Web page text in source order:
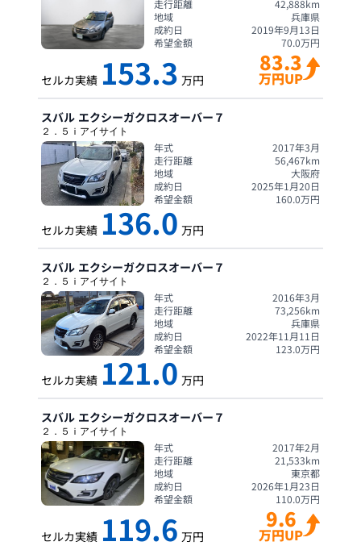
走行距離
42,888km
地域
兵庫県
成約日
2019年9月13日
希望金額
70.0万円
セルカ実績 153.3 万円
83.3
万円UP
スバル エクシーガクロスオーバー７
２．５ｉアイサイト
年式
2017年3月
走行距離
56,467km
地域
大阪府
成約日
2025年1月20日
希望金額
160.0万円
セルカ実績 136.0 万円
スバル エクシーガクロスオーバー７
２．５ｉアイサイト
年式
2016年3月
走行距離
73,256km
地域
兵庫県
成約日
2022年11月11日
希望金額
123.0万円
セルカ実績 121.0 万円
スバル エクシーガクロスオーバー７
２．５ｉアイサイト
年式
2017年2月
走行距離
21,533km
地域
東京都
成約日
2026年1月23日
希望金額
110.0万円
セルカ実績 119.6 万円
9.6
万円UP